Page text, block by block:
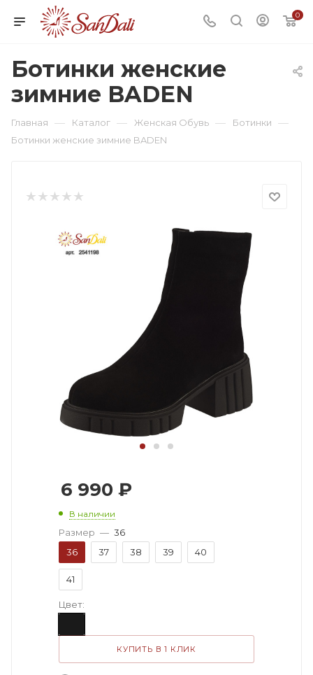
0
Ботинки женские
зимние BADEN
Главная — Каталог — Женская Обувь — Ботинки —
Ботинки женские зимние BADEN
6 990 ₽
В наличии
Размер — 36
36
37 38 39 40
41
Цвет:
КУПИТЬ В 1 КЛИК